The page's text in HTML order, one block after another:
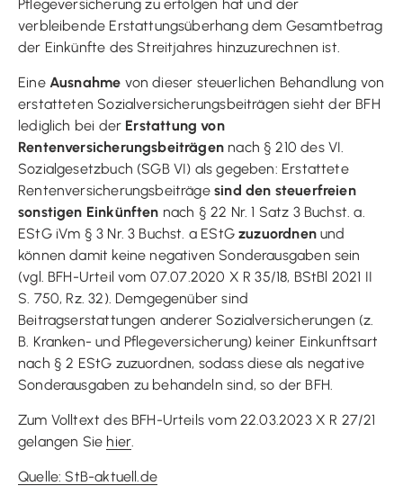
Pflegeversicherung zu erfolgen hat und der
verbleibende Erstattungsüberhang dem Gesamtbetrag
der Einkünfte des Streitjahres hinzuzurechnen ist.
Eine Ausnahme von dieser steuerlichen Behandlung von
erstatteten Sozialversicherungsbeiträgen sieht der BFH
lediglich bei der Erstattung von
Rentenversicherungsbeiträgen nach § 210 des VI.
Sozialgesetzbuch (SGB VI) als gegeben: Erstattete
Rentenversicherungsbeiträgesind den steuerfreien
sonstigen Einkünften nach § 22 Nr. 1 Satz 3 Buchst. a.
EStG iVm § 3 Nr. 3 Buchst. a EStGzuzuordnenund
können damit keine negativen Sonderausgaben sein
(vgl. BFH-Urteil vom 07.07.2020 X R 35/18, BStBl 2021 II
S. 750, Rz. 32). Demgegenüber sind
Beitragserstattungen anderer Sozialversicherungen (z.
B. Kranken- und Pflegeversicherung) keiner Einkunftsart
nach § 2 EStG zuzuordnen, sodass diese als negative
Sonderausgaben zu behandeln sind, so der BFH.
Zum Volltext des BFH-Urteils vom 22.03.2023 X R 27/21
gelangen Sie hier
Quelle: StB-aktuell.de